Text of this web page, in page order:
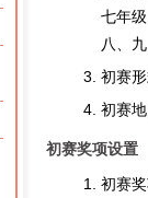
七年
八、
初赛
初赛地
初赛奖项设置
初赛